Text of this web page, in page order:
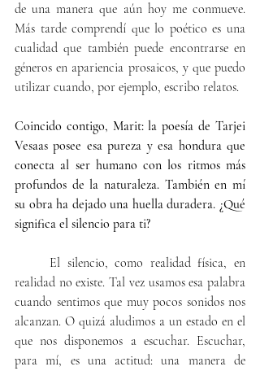
de una manera que aún hoy me conmueve.
Más tarde comprendí que lo poético es una
cualidad que también puede encontrarse en
géneros en apariencia prosaicos, y que puedo
utilizar cuando, por ejemplo, escribo relatos.
Coincido contigo, Marit: la poesía de Tarjei
Vesaas posee esa pureza y esa hondura que
conecta al ser humano con los ritmos más
profundos de la naturaleza. También en mí
su obra ha dejado una huella duradera. ¿Qué
significa el silencio para ti?
El silencio, como realidad física, en
realidad no existe. Tal vez usamos esa palabra
cuando sentimos que muy pocos sonidos nos
alcanzan. O quizá aludimos a un estado en el
que nos disponemos a escuchar. Escuchar,
para mí, es una actitud: una manera de